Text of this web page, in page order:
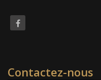
Contactez-nous